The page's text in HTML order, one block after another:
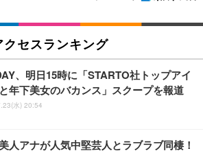
クセスランキング
、明日15時に「STARTO社トップアイ
年下美女のバカンス」スクープを報道
水) 20:54
人アナが人気中堅芸人とラブラブ同棲！